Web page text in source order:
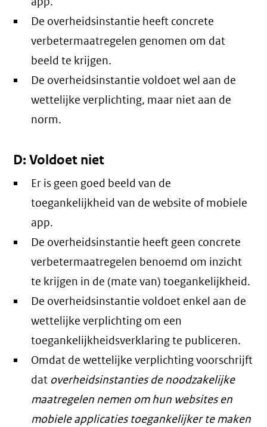
De overheidsinstantie heeft concrete
verbetermaatregelen genomen om dat
beeld te krijgen.
De overheidsinstantie voldoet wel aan de
wettelijke verplichting, maar niet aan de
norm.
D: Voldoet niet
Er is geen goed beeld van de
toegankelijkheid van de website of mobiele
app.
De overheidsinstantie heeft geen concrete
verbetermaatregelen benoemd om inzicht
te krijgen in de (mate van) toegankelijkheid.
De overheidsinstantie voldoet enkel aan de
wettelijke verplichting om een
toegankelijkheidsverklaring te publiceren.
Omdat de wettelijke verplichting voorschrijft
dat overheidsinstanties de noodzakelijke
maatregelen nemen om hun websites en
mobiele applicaties toegankelijker te maken